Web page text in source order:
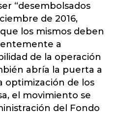
“desembolsados
de 2016,
los mismos deben
a
de la operación
abría la puerta a
optimización de los
el movimiento se
del Fondo